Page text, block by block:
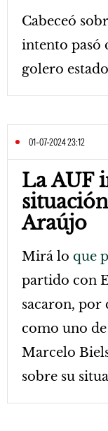
Cabeceó
intento pasó
golero
01-07-2024 23:12
La AUF
Araújo
Mirá lo que
partido con
sacaron, por
como uno
Marcelo
sobre su